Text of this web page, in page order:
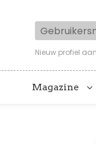
Nieuw profiel
Magazine